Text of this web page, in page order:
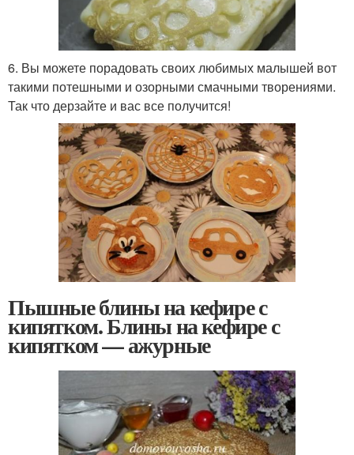
6. Вы можете порадовать своих любимых малышей вот
такими потешными и озорными смачными творениями.
Так что дерзайте и вас все получится!
Пышные блины на кефире с
кипятком. Блины на кефире с
кипятком — ажурные